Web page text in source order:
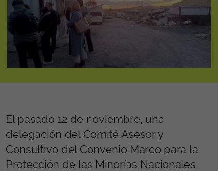
El pasado 12 de noviembre, una
delegación del Comité Asesor y
Consultivo del Convenio Marco para la
Protección de las Minorías Nacionales